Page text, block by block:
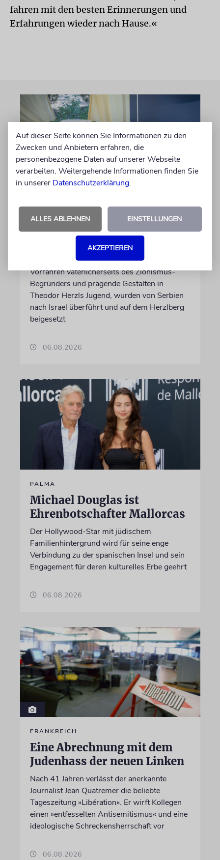
fahren mit den besten Erinnerungen und
Erfahrungen wieder nach Hause.«
Großeltern umgebettet:
Theodor Herzls letzter Wille
Die Überreste von Schimon und Rikva Herzl,
Vorfahren väterlicherseits des Zionismus-
Begründers und prägende Gestalten in
Theodor Herzls Jugend, wurden von Serbien
nach Israel überführt und auf dem Herzlberg
beigesetzt
06.08.2026
PALMA
Michael Douglas ist
Ehrenbotschafter Mallorcas
Der Hollywood-Star mit jüdischem
Familienhintergrund wird für seine enge
Verbindung zu der spanischen Insel und sein
Engagement für deren kulturelles Erbe geehrt
06.08.2026
FRANKREICH
Eine Abrechnung mit dem
Judenhass der neuen Linken
Nach 41 Jahren verlässt der anerkannte
Journalist Jean Quatremer die beliebte
Tageszeitung »Libération«. Er wirft Kollegen
einen »entfesselten Antisemitismus« und eine
ideologische Schreckensherrschaft vor
06.08.2026
Auf dieser Seite können Sie Informationen zu den
Zwecken und Anbietern erfahren, die
personenbezogene Daten auf unserer Webseite
verarbeiten. Weitergehende Informationen finden Sie
in unserer Datenschutzerklärung.
ALLES ABLEHNEN EINSTELLUNGEN
AKZEPTIEREN